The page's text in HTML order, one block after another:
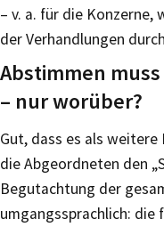
– v. a. für die Konzerne,
der Verhandlungen
Abstimmen
– nur worüber?
Gut, dass es als
die Abgeordneten den
Begutachtung der
umgangssprachlich: die